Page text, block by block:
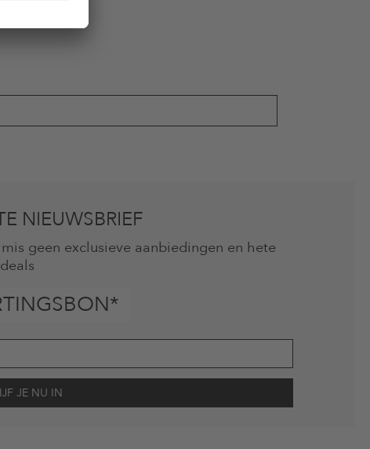
NIEUWSBRIEF
geen exclusieve aanbiedingen en hete
deals